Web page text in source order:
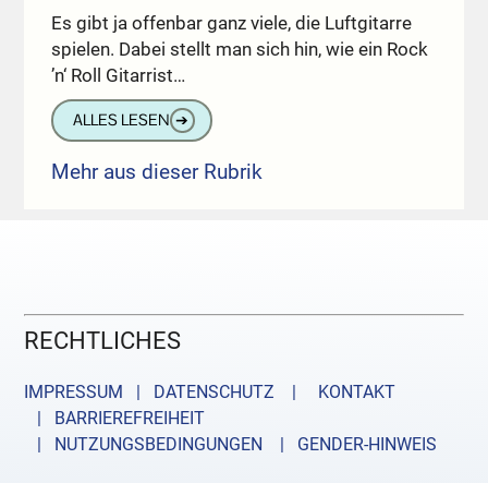
Es gibt ja offenbar ganz viele, die Luftgitarre
spielen. Dabei stellt man sich hin, wie ein Rock
’n‘ Roll Gitarrist…
ALLES LESEN ➔
Mehr aus dieser Rubrik
RECHTLICHES
IMPRESSUM | DATENSCHUTZ |
KONTAKT
| BARRIEREFREIHEIT
| NUTZUNGSBEDINGUNGEN
| GENDER-HINWEIS